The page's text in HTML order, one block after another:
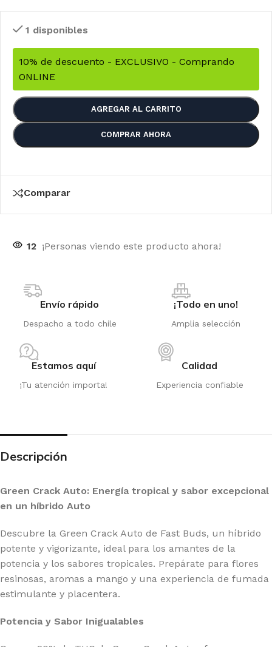
1 disponibles
10% de descuento - EXCLUSIVO - Comprando
ONLINE
AGREGAR AL CARRITO
COMPRAR AHORA
Comparar
12 ¡Personas viendo este producto ahora!
Envío rápido
Despacho a todo chile
¡Todo en uno!
Amplia selección
Estamos aquí
¡Tu atención importa!
Calidad
Experiencia confiable
Descripción
Green Crack Auto: Energía tropical y sabor excepcional
en un híbrido Auto
Descubre la Green Crack Auto de Fast Buds, un híbrido
potente y vigorizante, ideal para los amantes de la
potencia y los sabores tropicales. Prepárate para flores
resinosas, aromas a mango y una experiencia de fumada
estimulante y placentera.
Potencia y Sabor Inigualables